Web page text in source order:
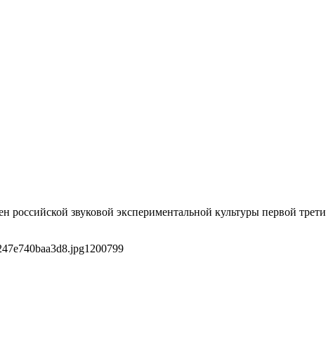
звуковой экспериментальной культуры первой трети
1200799